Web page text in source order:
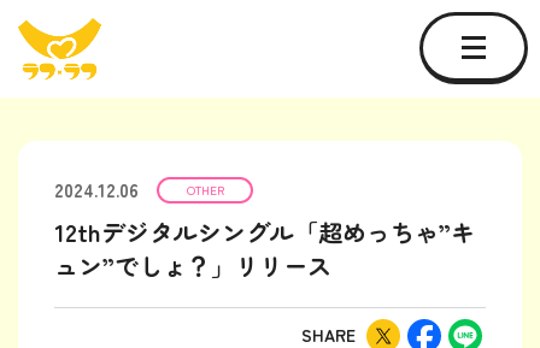
2024.12.06 OTHER
12thデジタルシングル「超めっちゃ”キ
ュン”でしょ？」リリース
SHARE